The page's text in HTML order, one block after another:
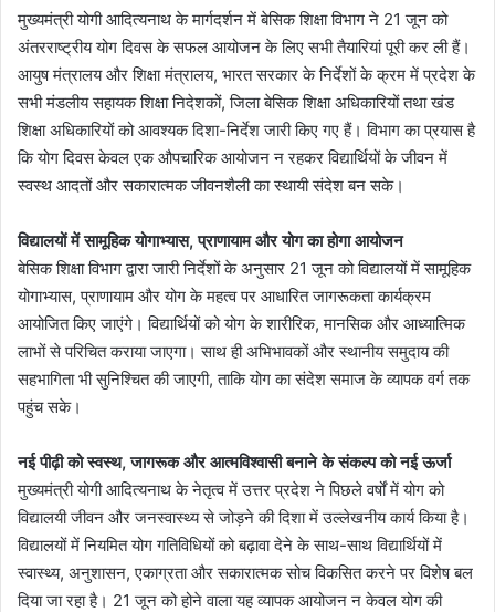
मुख्यमंत्री योगी आदित्यनाथ के मार्गदर्शन में बेसिक शिक्षा विभाग ने 21 जून को
अंतरराष्ट्रीय योग दिवस के सफल आयोजन के लिए सभी तैयारियां पूरी कर ली हैं।
आयुष मंत्रालय और शिक्षा मंत्रालय, भारत सरकार के निर्देशों के क्रम में प्रदेश के
सभी मंडलीय सहायक शिक्षा निदेशकों, जिला बेसिक शिक्षा अधिकारियों तथा खंड
शिक्षा अधिकारियों को आवश्यक दिशा-निर्देश जारी किए गए हैं। विभाग का प्रयास है
कि योग दिवस केवल एक औपचारिक आयोजन न रहकर विद्यार्थियों के जीवन में
स्वस्थ आदतों और सकारात्मक जीवनशैली का स्थायी संदेश बन सके।
विद्यालयों में सामूहिक योगाभ्यास, प्राणायाम और योग का होगा आयोजन
बेसिक शिक्षा विभाग द्वारा जारी निर्देशों के अनुसार 21 जून को विद्यालयों में सामूहिक
योगाभ्यास, प्राणायाम और योग के महत्व पर आधारित जागरूकता कार्यक्रम
आयोजित किए जाएंगे। विद्यार्थियों को योग के शारीरिक, मानसिक और आध्यात्मिक
लाभों से परिचित कराया जाएगा। साथ ही अभिभावकों और स्थानीय समुदाय की
सहभागिता भी सुनिश्चित की जाएगी, ताकि योग का संदेश समाज के व्यापक वर्ग तक
पहुंच सके।
नई पीढ़ी को स्वस्थ, जागरूक और आत्मविश्वासी बनाने के संकल्प को नई ऊर्जा
मुख्यमंत्री योगी आदित्यनाथ के नेतृत्व में उत्तर प्रदेश ने पिछले वर्षों में योग को
विद्यालयी जीवन और जनस्वास्थ्य से जोड़ने की दिशा में उल्लेखनीय कार्य किया है।
विद्यालयों में नियमित योग गतिविधियों को बढ़ावा देने के साथ-साथ विद्यार्थियों में
स्वास्थ्य, अनुशासन, एकाग्रता और सकारात्मक सोच विकसित करने पर विशेष बल
दिया जा रहा है। 21 जून को होने वाला यह व्यापक आयोजन न केवल योग की